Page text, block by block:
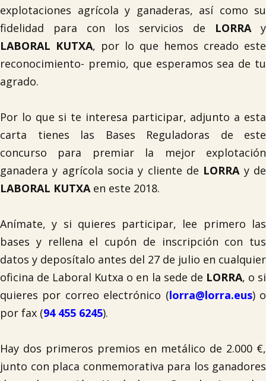
explotaciones agrícola y ganaderas, así como su
fidelidad para con los servicios de LORRAy
LABORAL KUTXA, por lo que hemos creado este
reconocimiento- premio, que esperamos sea de tu
agrado.
Por lo que si te interesa participar, adjunto a esta
carta tienes las Bases Reguladoras de este
concurso para premiar la mejor explotación
ganadera y agrícola socia y cliente de LORRAy de
LABORAL KUTXAen este 2018.
Anímate, y si quieres participar, lee primero las
bases y rellena el cupón de inscripción con tus
datos y deposítalo antes del 27 de julio en cualquier
oficina de Laboral Kutxa o en la sede de LORRA, o si
quieres por correo electrónico (lorra@lorra.eus) o
por fax (94 455 6245).
Hay dos primeros premios en metálico de 2.000 €,
junto con placa conmemorativa para los ganadores